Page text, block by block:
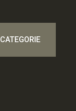
CATEGORIE